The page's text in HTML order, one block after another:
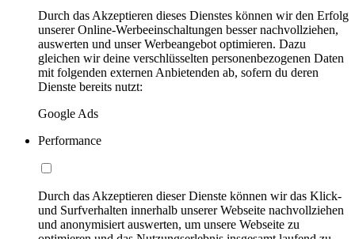
Durch das Akzeptieren dieses Dienstes können wir den Erfolg
unserer Online-Werbeeinschaltungen besser nachvollziehen,
auswerten und unser Werbeangebot optimieren. Dazu
gleichen wir deine verschlüsselten personenbezogenen Daten
mit folgenden externen Anbietenden ab, sofern du deren
Dienste bereits nutzt:
Google Ads
Performance
Durch das Akzeptieren dieser Dienste können wir das Klick-
und Surfverhalten innerhalb unserer Webseite nachvollziehen
und anonymisiert auswerten, um unsere Webseite zu